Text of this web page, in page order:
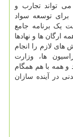
تواند تجارب و
برای توسعه سواد
یک برنامه جامع
ارگان ها و نهادها
لازم را انجام
ها، وزارت
همه با هم همگام
در آینده سازان